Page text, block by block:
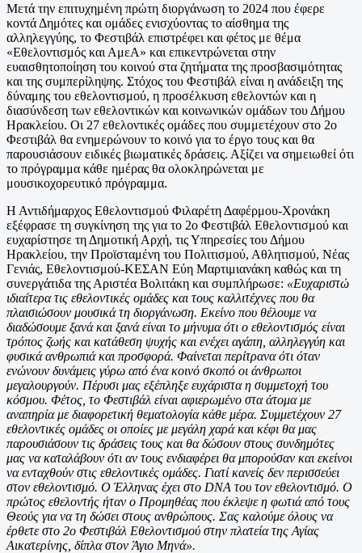
Μετά την επιτυχημένη πρώτη διοργάνωση το 2024 που έφερε
κοντά Δημότες και ομάδες ενισχύοντας το αίσθημα της
αλληλεγγύης, το Φεστιβάλ επιστρέφει και φέτος με θέμα
«Εθελοντισμός και ΑμεΑ» και επικεντρώνεται στην
ευαισθητοποίηση του κοινού στα ζητήματα της προσβασιμότητας
και της συμπερίληψης. Στόχος του Φεστιβάλ είναι η ανάδειξη της
δύναμης του εθελοντισμού, η προσέλκυση εθελοντών και η
διασύνδεση των εθελοντικών και κοινωνικών ομάδων του Δήμου
Ηρακλείου. Οι 27 εθελοντικές ομάδες που συμμετέχουν στο 2ο
Φεστιβάλ θα ενημερώνουν το κοινό για το έργο τους και θα
παρουσιάσουν ειδικές βιωματικές δράσεις. Αξίζει να σημειωθεί ότι
το πρόγραμμα κάθε ημέρας θα ολοκληρώνεται με
μουσικοχορευτικό πρόγραμμα.
Η Αντιδήμαρχος Εθελοντισμού Φιλαρέτη Δαφέρμου-Χρονάκη
εξέφρασε τη συγκίνηση της για το 2ο Φεστιβάλ Εθελοντισμού και
ευχαρίστησε τη Δημοτική Αρχή, τις Υπηρεσίες του Δήμου
Ηρακλείου, την Προϊσταμένη του Πολιτισμού, Αθλητισμού, Νέας
Γενιάς, Εθελοντισμού-ΚΕΣΑΝ Εύη Μαρτιμιανάκη καθώς και τη
συνεργάτιδα της Αριστέα Βολιτάκη και συμπλήρωσε: «Ευχαριστώ
ιδιαίτερα τις εθελοντικές ομάδες και τους καλλιτέχνες που θα
πλαισιώσουν μουσικά τη διοργάνωση. Εκείνο που θέλουμε να
διαδώσουμε ξανά και ξανά είναι το μήνυμα ότι ο εθελοντισμός είναι
τρόπος ζωής και κατάθεση ψυχής και ενέχει αγάπη, αλληλεγγύη και
φυσικά ανθρωπιά και προσφορά. Φαίνεται περίτρανα ότι όταν
ενώνουν δυνάμεις γύρω από ένα κοινό σκοπό οι άνθρωποι
μεγαλουργούν. Πέρυσι μας εξέπληξε ευχάριστα η συμμετοχή του
κόσμου. Φέτος, το Φεστιβάλ είναι αφιερωμένο στα άτομα με
αναπηρία με διαφορετική θεματολογία κάθε μέρα. Συμμετέχουν 27
εθελοντικές ομάδες οι οποίες με μεγάλη χαρά και κέφι θα μας
παρουσιάσουν τις δράσεις τους και θα δώσουν στους συνδημότες
μας να καταλάβουν ότι αν τους ενδιαφέρει θα μπορούσαν και εκείνοι
να ενταχθούν στις εθελοντικές ομάδες. Γιατί κανείς δεν περισσεύει
στον εθελοντισμό. Ο Έλληνας έχει στο DNA του τον εθελοντισμό. Ο
πρώτος εθελοντής ήταν ο Προμηθέας που έκλεψε η φωτιά από τους
Θεούς για να τη δώσει στους ανθρώπους. Σας καλούμε όλους να
έρθετε στο 2ο Φεστιβάλ Εθελοντισμού στην πλατεία της Αγίας
Αικατερίνης, δίπλα στον Άγιο Μηνά».